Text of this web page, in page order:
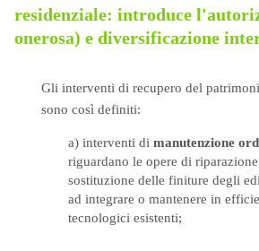
residenziale: introduce l'
onerosa) e diversificazione
Gli interventi di recupero del
sono così definiti:
a) interventi di manutenzione
riguardano le opere di
sostituzione delle finiture degli
ad integrare o mantenere in
tecnologici esistenti;